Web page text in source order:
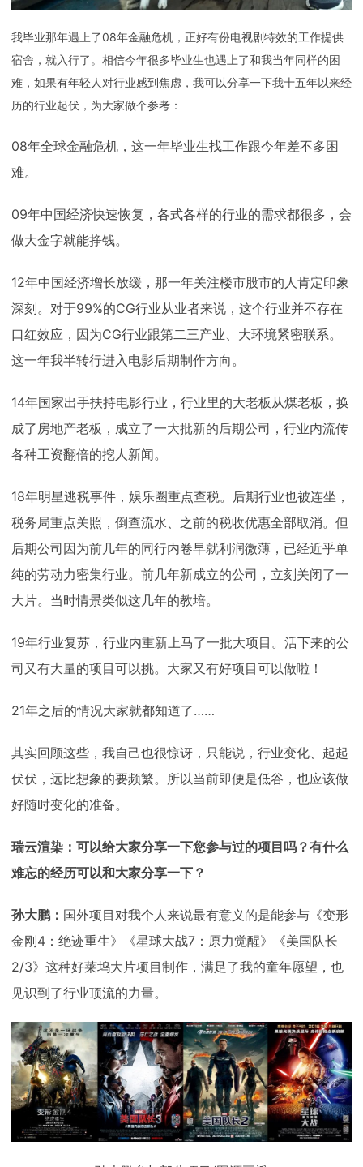
我毕业那年遇上了08年金融危机，正好有份电视剧特效的工作提供
宿舍，就入行了。相信今年很多毕业生也遇上了和我当年同样的困
难，如果有年轻人对行业感到焦虑，我可以分享一下我十五年以来经
历的行业起伏，为大家做个参考：
08年全球金融危机，这一年毕业生找工作跟今年差不多困
难。
09年中国经济快速恢复，各式各样的行业的需求都很多，会
做大金字就能挣钱。
12年中国经济增长放缓，那一年关注楼市股市的人肯定印象
深刻。对于99%的CG行业从业者来说，这个行业并不存在
口红效应，因为CG行业跟第二三产业、大环境紧密联系。
这一年我半转行进入电影后期制作方向。
14年国家出手扶持电影行业，行业里的大老板从煤老板，换
成了房地产老板，成立了一大批新的后期公司，行业内流传
各种工资翻倍的挖人新闻。
18年明星逃税事件，娱乐圈重点查税。后期行业也被连坐，
税务局重点关照，倒查流水、之前的税收优惠全部取消。但
后期公司因为前几年的同行内卷早就利润微薄，已经近乎单
纯的劳动力密集行业。前几年新成立的公司，立刻关闭了一
大片。当时情景类似这几年的教培。
19年行业复苏，行业内重新上马了一批大项目。活下来的公
司又有大量的项目可以挑。大家又有好项目可以做啦！
21年之后的情况大家就都知道了……
其实回顾这些，我自己也很惊讶，只能说，行业变化、起起
伏伏，远比想象的要频繁。所以当前即便是低谷，也应该做
好随时变化的准备。
瑞云渲染：可以给大家分享一下您参与过的项目吗？有什么
难忘的经历可以和大家分享一下？
孙大鹏： 国外项目对我个人来说最有意义的是能参与《变形
金刚4：绝迹重生》《星球大战7：原力觉醒》《美国队长
2/3》这种好莱坞大片项目制作，满足了我的童年愿望，也
见识到了行业顶流的力量。